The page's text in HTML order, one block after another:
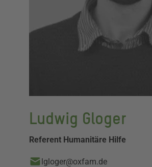
Ludwig Gloger
Referent Humanitäre Hilfe
lgloger@oxfam.de